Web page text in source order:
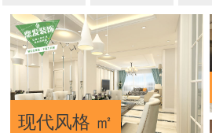
现代风格 ㎡